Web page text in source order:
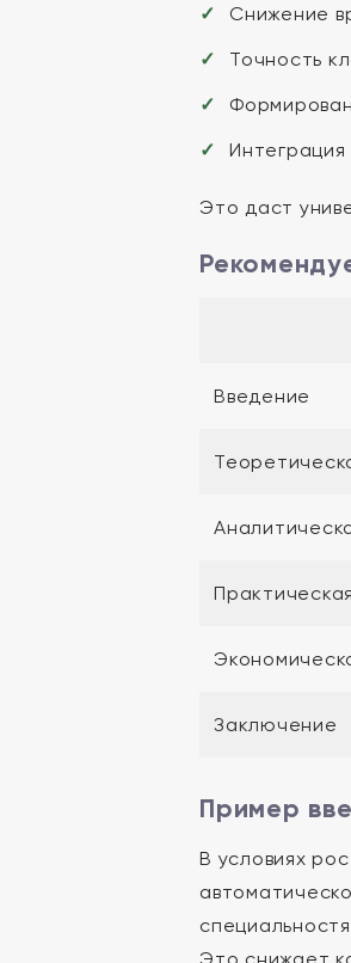
Снижение
Точность
Это даст
Введение
Заключение
Пример
В условиях